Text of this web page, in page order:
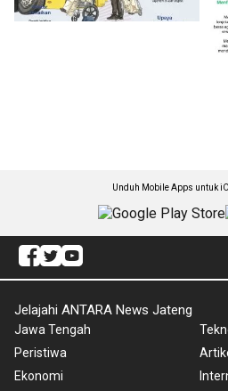
Unduh Mobile Apps untuk
Jelajahi ANTARA News Jateng
Jawa Tengah
Peristiwa
Ekonomi